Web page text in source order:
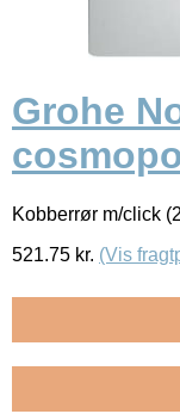
Grohe
Kobberrør m/click
521.75 kr. (Vis